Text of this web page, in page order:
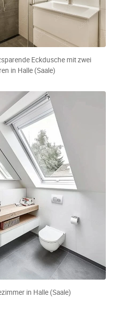
Eckdusche mit zwei
in Halle (Saale)
in Halle (Saale)